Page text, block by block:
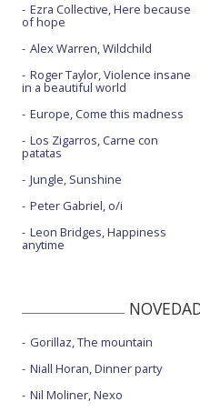
Ezra Collective, Here because
of hope
Alex Warren, Wildchild
Roger Taylor, Violence insane
in a beautiful world
Europe, Come this madness
Los Zigarros, Carne con
patatas
Jungle, Sunshine
Peter Gabriel, o/i
Leon Bridges, Happiness
anytime
Gorillaz, The mountain
Niall Horan, Dinner party
Nil Moliner, Nexo